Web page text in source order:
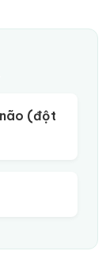
não (đột